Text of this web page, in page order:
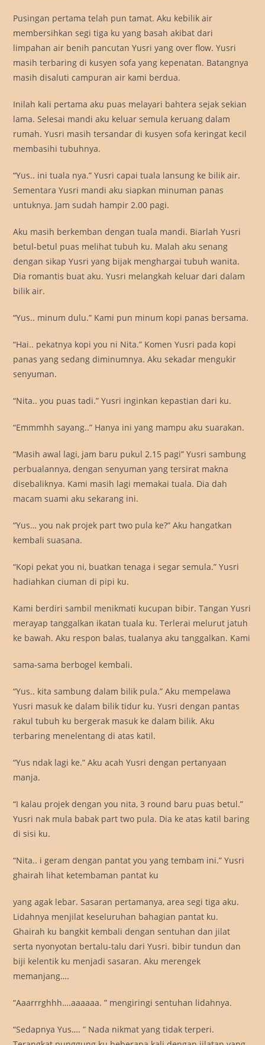
Pusingan pertama telah pun tamat. Aku kebilik air
membersihkan segi tiga ku yang basah akibat dari
limpahan air benih pancutan Yusri yang over flow. Yusri
masih terbaring di kusyen sofa yang kepenatan. Batangnya
masih disaluti campuran air kami berdua.
Inilah kali pertama aku puas melayari bahtera sejak sekian
lama. Selesai mandi aku keluar semula keruang dalam
rumah. Yusri masih tersandar di kusyen sofa keringat kecil
membasihi tubuhnya.
“Yus.. ini tuala nya.” Yusri capai tuala lansung ke bilik air.
Sementara Yusri mandi aku siapkan minuman panas
untuknya. Jam sudah hampir 2.00 pagi.
Aku masih berkemban dengan tuala mandi. Biarlah Yusri
betul-betul puas melihat tubuh ku. Malah aku senang
dengan sikap Yusri yang bijak menghargai tubuh wanita.
Dia romantis buat aku. Yusri melangkah keluar dari dalam
bilik air.
“Yus.. minum dulu.” Kami pun minum kopi panas bersama.
“Hai.. pekatnya kopi you ni Nita.” Komen Yusri pada kopi
panas yang sedang diminumnya. Aku sekadar mengukir
senyuman.
“Nita.. you puas tadi.” Yusri inginkan kepastian dari ku.
“Emmmhh sayang..” Hanya ini yang mampu aku suarakan.
“Masih awal lagi, jam baru pukul 2.15 pagi” Yusri sambung
perbualannya, dengan senyuman yang tersirat makna
disebaliknya. Kami masih lagi memakai tuala. Dia dah
macam suami aku sekarang ini.
“Yus… you nak projek part two pula ke?” Aku hangatkan
kembali suasana.
“Kopi pekat you ni, buatkan tenaga i segar semula.” Yusri
hadiahkan ciuman di pipi ku.
Kami berdiri sambil menikmati kucupan bibir. Tangan Yusri
merayap tanggalkan ikatan tuala ku. Terlerai melurut jatuh
ke bawah. Aku respon balas, tualanya aku tanggalkan. Kami
sama-sama berbogel kembali.
“Yus.. kita sambung dalam bilik pula.” Aku mempelawa
Yusri masuk ke dalam bilik tidur ku. Yusri dengan pantas
rakul tubuh ku bergerak masuk ke dalam bilik. Aku
terbaring menelentang di atas katil.
“Yus ndak lagi ke.” Aku acah Yusri dengan pertanyaan
manja.
“I kalau projek dengan you nita, 3 round baru puas betul.”
Yusri nak mula babak part two pula. Dia ke atas katil baring
di sisi ku.
“Nita.. i geram dengan pantat you yang tembam ini.” Yusri
ghairah lihat ketembaman pantat ku
yang agak lebar. Sasaran pertamanya, area segi tiga aku.
Lidahnya menjilat keseluruhan bahagian pantat ku.
Ghairah ku bangkit kembali dengan sentuhan dan jilat
serta nyonyotan bertalu-talu dari Yusri. bibir tundun dan
biji kelentik ku menjadi sasaran. Aku merengek
memanjang….
“Aaarrrghhh….aaaaaa. ” mengiringi sentuhan lidahnya.
“Sedapnya Yus…. ” Nada nikmat yang tidak terperi.